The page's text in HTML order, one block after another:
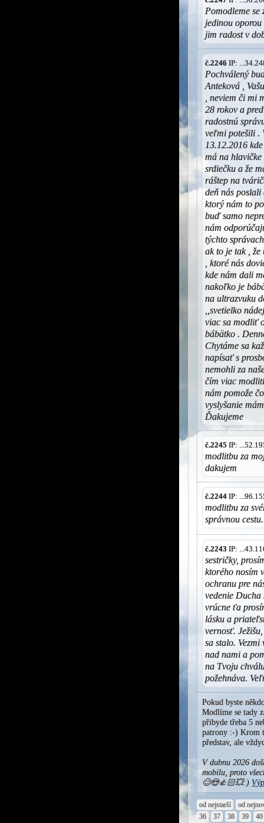
Pomodleme se
jedinou
jim radost v
č.2246 IP:
Pochválený
Anteková ,
, neviem či mi
28 rokov a
radostnú
veľmi potešili .
13.12.2016
má na
srdiečku a že
ráštep na
deň nás
ktorý nám to
buď samo
nám
týchto
ak to je tak ,
, ktoré nás
kde nám dali
nakoľko je
na ultrazvuku
,,svetielko
viac sa modliť
bábätko .
Chytáme sa
napísať s
nemohli za
čím viac
nám pomože
vyslyšanie
Ďakujeme
č.2245 IP:
modlitbu za
dakujem
č.2244 IP:
modlitbu za
správnou
č.2243 IP:
sestričky,
ktorého nosím
ochranu pre
vedenie
vrúcne ťa
lásku a
vernosť.
sa stalo.
nad nami a
na Tvoju
požehnáva.
Pokud byste
Modlíme se tady
přibyde třeba 5
patrony :-) Krom
představ, ale
V dubnu 2026
mobilu, proto
😊😍👍🏻💥:)
od nejstarší
od
36
37 38 39
40